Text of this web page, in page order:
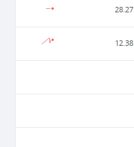
28.27
12.38